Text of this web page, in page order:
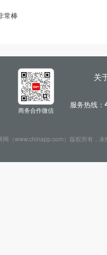
常棒
商务合作微信
关
服务热线：
（www.chinapp.com）版权所有，